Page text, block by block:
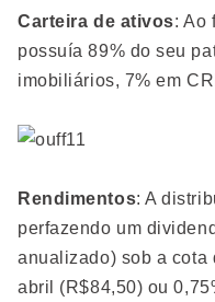
Carteira de ativos: Ao
possuía 89% do seu
imobiliários, 7% em
Rendimentos: A
perfazendo um
anualizado) sob a cota
abril (R$84,50) ou